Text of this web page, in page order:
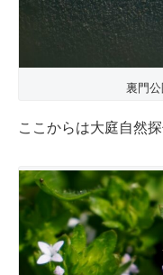
裏門
ここからは大庭自然